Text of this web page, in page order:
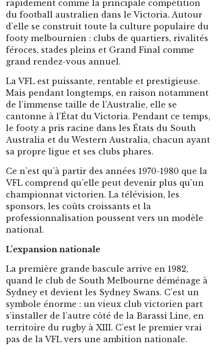
s’installer de l’autre côté de la Barassi Line, en
territoire du rugby à XIII. C’est le premier vrai
pas de la VFL vers une ambition nationale.
Puis, en 1987, deux clubs non victoriens sont
créés et rejoignent la compétition : les West
Bears, dans le Queensland. À ce moment, la VFL
n’est déjà plus vraiment « Victorian », bien
qu’elle en garde encore le nom.
Finalement, la ligue décide de concrétiser son
ambition de devenir un championnat national
et se renomme en 1990 Australian Football
Adelaide Crows est créé et intègre la ligue à son
tour. Tous les grands bassins de population
australiens ont désormais un club de footy.
Puis, dans une optique d’étendre ses parts de
marché, l’AFL intègre en son sein deux clubs
ligues d’États : les Fremantle Dockers en 1995,
un club dans la banlieue de Perth, et les Port
Adelaide Power en 1997. En 2012, un nouveau
club est créé dans la région de Sydney, les
Greater Western Sydney Giants. Et enfin, pour
la saison 2028, le club des Tasmanian Devils
intégrera la ligue pour représenter l’île de
Tasmanie.